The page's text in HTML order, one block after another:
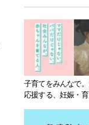
子育てをみんなで
応援する、妊娠・